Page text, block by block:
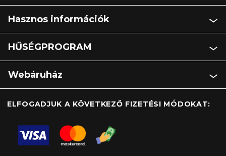
Hasznos információk
HŰSÉGPROGRAM
Webáruház
ELFOGADJUK A KÖVETKEZŐ FIZETÉSI MÓDOKAT: